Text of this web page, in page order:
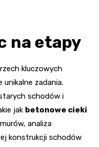
na etapy
kluczowych
zadania.
schodów i
jak betonowe cieki
analiza
konstrukcji schodów